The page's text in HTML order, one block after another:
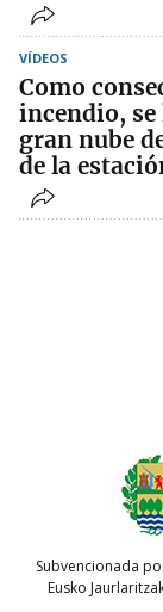
VÍDEOS
Como
incendio, se
gran nube
de la
Subvencionada
Eusko